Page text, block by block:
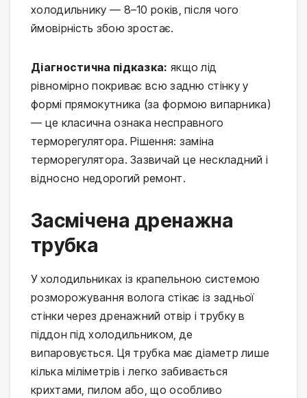
холодильнику — 8–10 років, після чого
ймовірність збою зростає.
Діагностична підказка: якщо лід
рівномірно покриває всю задню стінку у
формі прямокутника (за формою випарника)
— це класична ознака несправного
терморегулятора. Рішення: заміна
терморегулятора. Зазвичай це нескладний і
відносно недорогий ремонт.
Засмічена дренажна
трубка
У холодильниках із крапельною системою
розморожування волога стікає із задньої
стінки через дренажний отвір і трубку в
піддон під холодильником, де
випаровується. Ця трубка має діаметр лише
кілька міліметрів і легко забивається
крихтами, пилом або, що особливо